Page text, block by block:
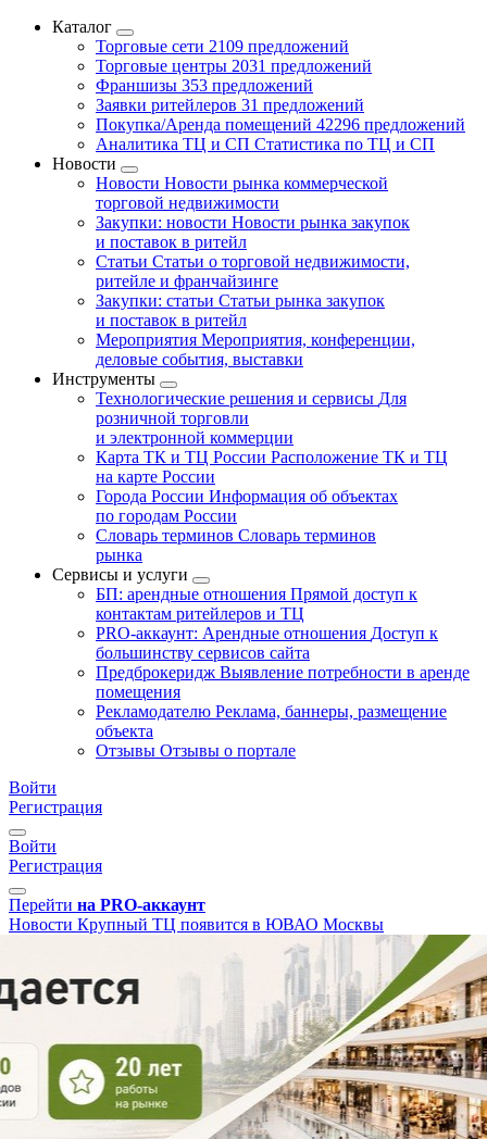
Каталог
Торговые сети 2109 предложений
Торговые центры 2031 предложений
Франшизы 353 предложений
Заявки ритейлеров 31 предложений
Покупка/Аренда помещений 42296 предложений
Аналитика ТЦ и СП Статистика по ТЦ и СП
Новости
Новости Новости рынка коммерческой
торговой недвижимости
Закупки: новости Новости рынка закупок
и поставок в ритейл
Статьи Статьи о торговой недвижимости,
ритейле и франчайзинге
Закупки: статьи Статьи рынка закупок
и поставок в ритейл
Мероприятия Мероприятия, конференции,
деловые события, выставки
Инструменты
Технологические решения и сервисы Для
розничной торговли
и электронной коммерции
Карта ТК и ТЦ России Расположение ТК и ТЦ
на карте России
Города России Информация об объектах
по городам России
Словарь терминов Словарь терминов
рынка
Сервисы и услуги
БП: арендные отношения Прямой доступ к
контактам ритейлеров и ТЦ
PRO-аккаунт: Арендные отношения Доступ к
большинству сервисов сайта
Предброкеридж Выявление потребности в аренде
помещения
Рекламодателю Реклама, баннеры, размещение
объекта
Отзывы Отзывы о портале
Войти
Регистрация
Войти
Регистрация
Перейти на PRO-аккаунт
Новости Крупный ТЦ появится в ЮВАО Москвы